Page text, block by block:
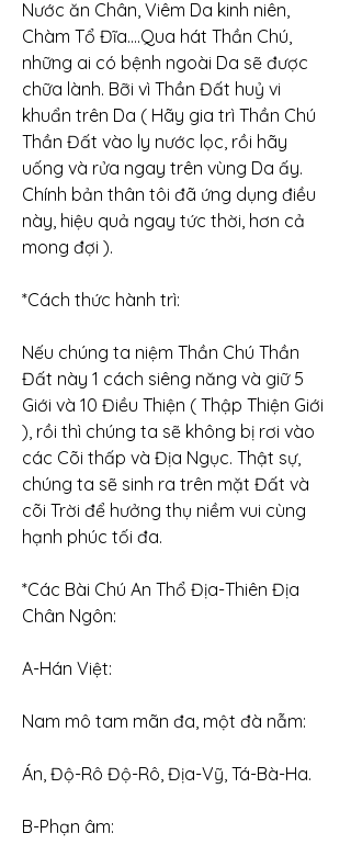
Nước ăn Chân, Viêm Da kinh niên,
Chàm Tổ Đĩa....Qua hát Thần Chú,
những ai có bệnh ngoài Da sẽ được
chữa lành. Bỡi vì Thần Đất huỷ vi
khuẩn trên Da ( Hãy gia trì Thần Chú
Thần Đất vào ly nước lọc, rồi hãy
uống và rửa ngay trên vùng Da ấy.
Chính bản thân tôi đã ứng dụng điều
này, hiệu quả ngay tức thời, hơn cả
mong đợi ).
*Cách thức hành trì:
Nếu chúng ta niệm Thần Chú Thần
Đất này 1 cách siêng năng và giữ 5
Giới và 10 Điều Thiện ( Thập Thiện Giới
), rồi thì chúng ta sẽ không bị rơi vào
các Cõi thấp và Địa Ngục. Thật sự,
chúng ta sẽ sinh ra trên mặt Đất và
cõi Trời để hưởng thụ niềm vui cùng
hạnh phúc tối đa.
*Các Bài Chú An Thổ Địa-Thiên Địa
Chân Ngôn:
A-Hán Việt:
Nam mô tam mãn đa, một đà nẫm:
Án, Độ-Rô Độ-Rô, Địa-Vỹ, Tá-Bà-Ha.
B-Phạn âm: